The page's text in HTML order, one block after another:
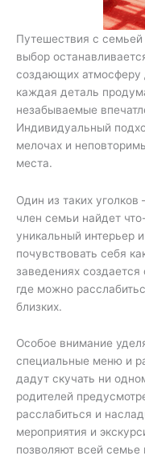
Путешествия с семьей
выбор
создающих атмосферу
каждая деталь
незабываемые
Индивидуальный
мелочах и
места.
Один из таких
член семьи найдет
уникальный интерьер
почувствовать себя
заведениях
где можно
близких.
Особое внимание
специальные меню и
дадут скучать ни
родителей
расслабиться и
мероприятия и
позволяют всей семье